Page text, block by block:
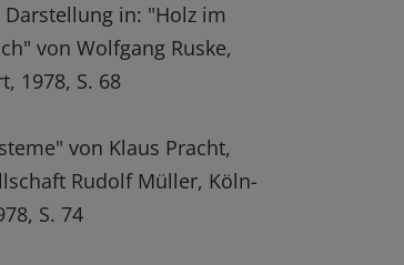
in: "Holz im
von Wolfgang Ruske,
1978, S. 68
von Klaus Pracht,
Rudolf Müller, Köln-
S. 74